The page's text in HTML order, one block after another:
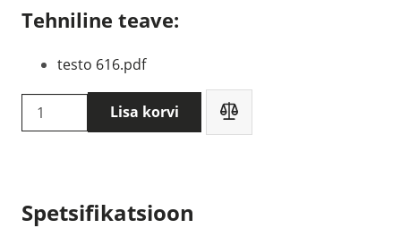
Tehniline teave:
testo 616.pdf
Testo
616
kogus
Lisa korvi
Spetsifikatsioon